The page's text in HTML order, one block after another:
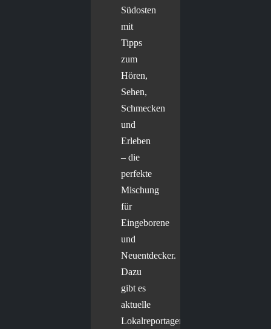
Südosten
mit
Tipps
zum
Hören,
Sehen,
Schmecken
und
Erleben
– die
perfekte
Mischung
für
Eingeborene
und
Neuentdecker.
Dazu
gibt es
aktuelle
Lokalreportagen,